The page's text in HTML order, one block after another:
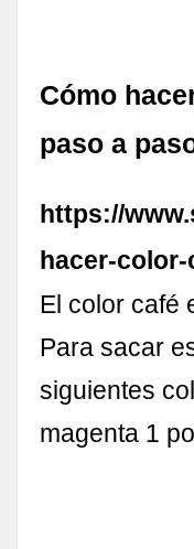
Cómo
paso a
https://
hacer-color-
El color café
Para sacar
siguientes
magenta 1